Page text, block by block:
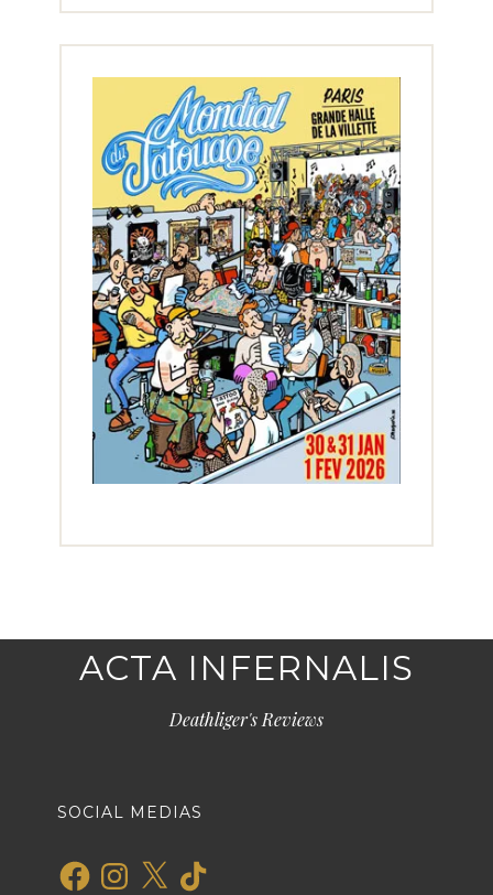
ACTA INFERNALIS
Deathliger's Reviews
SOCIAL MEDIAS
FacebookInstagram
X TikTok